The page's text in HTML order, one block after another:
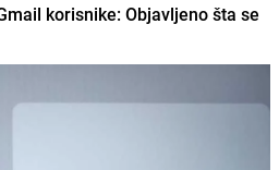
korisnike: Objavljeno šta se